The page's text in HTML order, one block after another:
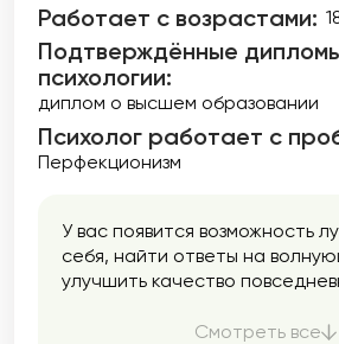
Работает с возрастами:
Подтверждённые
психологии:
диплом о высшем образовании
Психолог работает с
Перфекционизм
У вас появится возможность
себя, найти ответы на
улучшить качество
Работаю в интегративном
Смотреть все